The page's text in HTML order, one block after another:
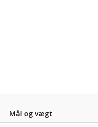
Mål og vægt